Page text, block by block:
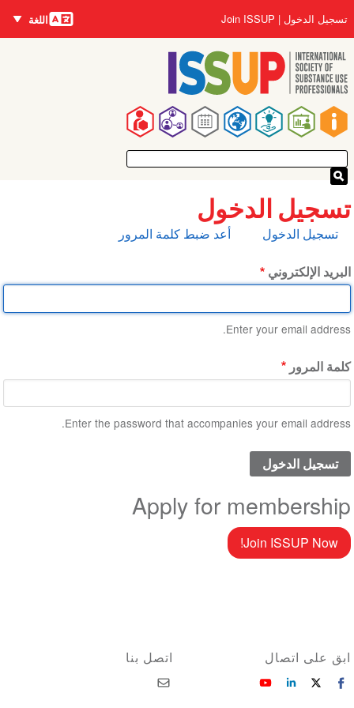
إلى
المحتوى
الرئيسي
Main
navigation
User
account
menu
تسجيل الدخول Join ISSUP اللغات
اللغة
تسجيل الدخول
التبويبات
الأساسية
تسجيل الدخول أعد ضبط كلمة المرور
البريد الإلكتروني
Enter your email address.
كلمة المرور
Enter the password that accompanies your email address.
Apply for membership
Join ISSUP Now!
اتصل بنا ابق على اتصال